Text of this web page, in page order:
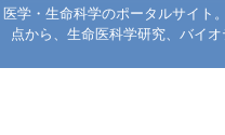
医学・生命科学のポータルサイト
点から、生命医科学研究、バイ